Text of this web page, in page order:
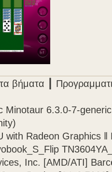
βήματα ┃
Minotaur 6.3.0-7-
with Radeon Graphics ‖
Inc. [AMD/ATI]